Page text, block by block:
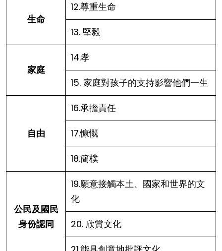
生命
12.尊重生命
13. 堅毅
家庭
14.孝
15. 家庭對孩子的支持影響他們一生
自由
16.承擔責任
17.慷慨
18.簡樸
公民及國民
身份認同
19.願意接觸本土、國家和世界的文
化
20. 欣賞文化